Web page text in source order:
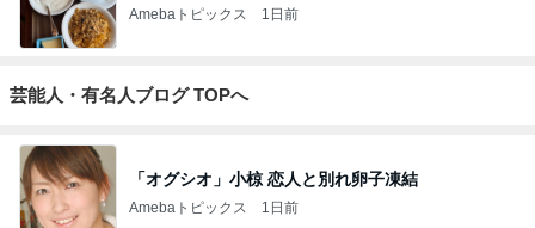
Amebaトピックス 1日前
芸能人・有名人ブログ TOPへ
「オグシオ」小椋 恋人と別れ卵子凍結
Amebaトピックス 1日前